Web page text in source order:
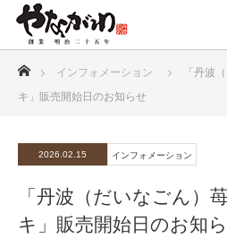
インフォメーション
「丹波
キ」販売開始日のお知らせ
2026.02.15 インフォメーション
「丹波（だいなごん）
キ」販売開始日のお知